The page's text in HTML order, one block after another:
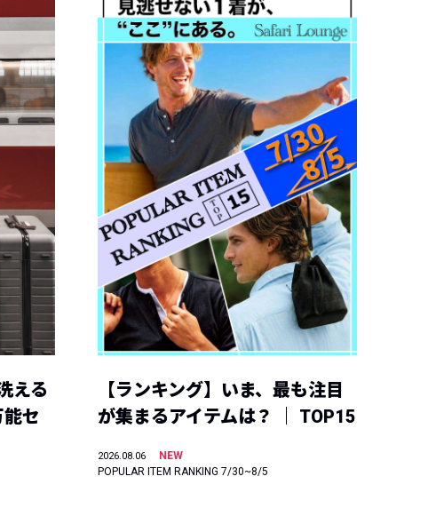
える
セ
【ランキング】いま、最も注目
が集まるアイテムは？ ｜ TOP15
2026.08.06
NEW
POPULAR ITEM RANKING 7/30~8/5